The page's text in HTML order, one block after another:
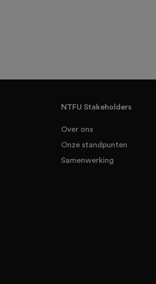
NTFU Stakeholders
Over ons
Onze standpunten
Samenwerking